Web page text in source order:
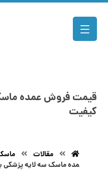
قیمت فروش عمده
کیفیت
مقالات
مده ماسک سه لایه پزشکی